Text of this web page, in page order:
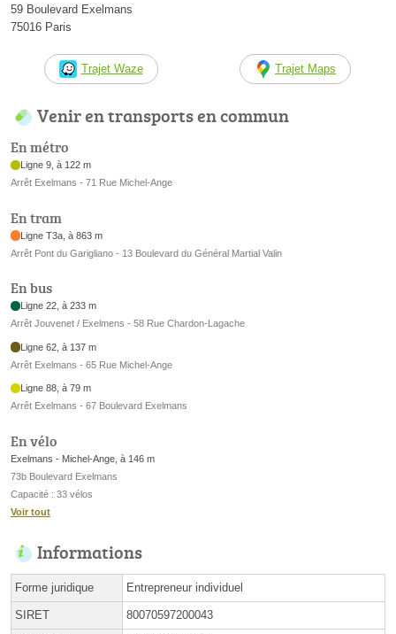
59 Boulevard Exelmans
75016 Paris
Trajet Waze Trajet Maps
Venir en transports en commun
En métro
Ligne 9, à 122 m
Arrêt Exelmans - 71 Rue Michel-Ange
En tram
Ligne T3a, à 863 m
Arrêt Pont du Garigliano - 13 Boulevard du Général Martial Valin
En bus
Ligne 22, à 233 m
Arrêt Jouvenet / Exelmens - 58 Rue Chardon-Lagache
Ligne 62, à 137 m
Arrêt Exelmans - 65 Rue Michel-Ange
Ligne 88, à 79 m
Arrêt Exelmans - 67 Boulevard Exelmans
En vélo
Exelmans - Michel-Ange, à 146 m
73b Boulevard Exelmans
Capacité : 33 vélos
Voir tout
Informations
Forme juridique Entrepreneur individuel
SIRET 80070597200043